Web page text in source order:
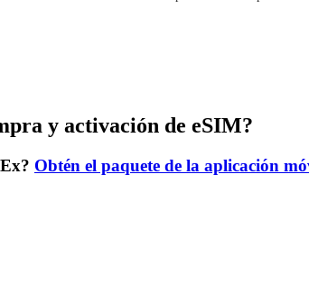
y activación de eSIM?
Obtén el paquete de la aplicación